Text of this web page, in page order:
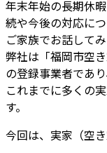
年末年始の長期休
続や今後の対応につ
ご家族でお話して
弊社は「福岡市空
の登録事業者であり
これまでに多くの
す。
今回は、実家（空